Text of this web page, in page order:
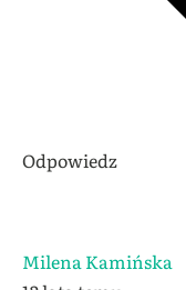
Odpowiedz
Milena Kamińska